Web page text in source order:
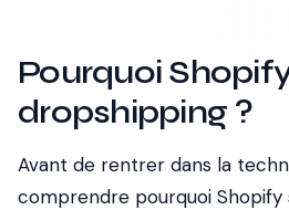
Pourquoi
dropshipping ?
Avant de rentrer dans la
comprendre pourquoi